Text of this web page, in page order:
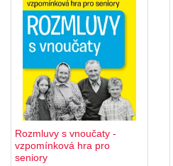
Rozmluvy s vnoučaty -
vzpomínková hra pro
seniory